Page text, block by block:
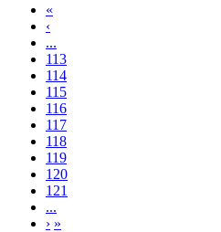
«
‹
...
113
114
115
116
117
118
119
120
121
...
› »